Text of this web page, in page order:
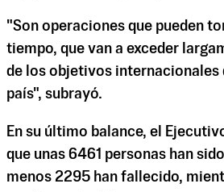
"Son operaciones que pueden
tiempo, que van a exceder
de los objetivos internacionales
país", subrayó.
En su último balance, el
que unas 6461 personas han
menos 2295 han fallecido,